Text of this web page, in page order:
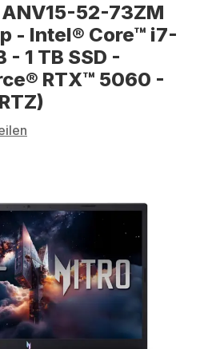
52-73ZM
- Intel® Core™ i7-
- 1 TB SSD -
RTX™ 5060 -